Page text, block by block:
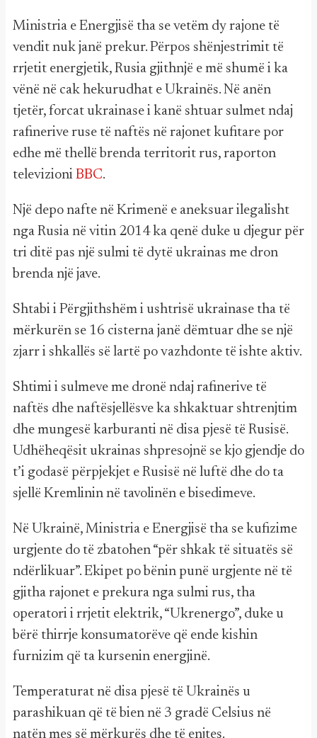
Ministria e Energjisë tha se vetëm dy rajone të
vendit nuk janë prekur. Përpos shënjestrimit të
rrjetit energjetik, Rusia gjithnjë e më shumë i ka
vënë në cak hekurudhat e Ukrainës. Në anën
tjetër, forcat ukrainase i kanë shtuar sulmet ndaj
rafinerive ruse të naftës në rajonet kufitare por
edhe më thellë brenda territorit rus, raporton
televizioni BBC.
Një depo nafte në Krimenë e aneksuar ilegalisht
nga Rusia në vitin 2014 ka qenë duke u djegur për
tri ditë pas një sulmi të dytë ukrainas me dron
brenda një jave.
Shtabi i Përgjithshëm i ushtrisë ukrainase tha të
mërkurën se 16 cisterna janë dëmtuar dhe se një
zjarr i shkallës së lartë po vazhdonte të ishte aktiv.
Shtimi i sulmeve me dronë ndaj rafinerive të
naftës dhe naftësjellësve ka shkaktuar shtrenjtim
dhe mungesë karburanti në disa pjesë të Rusisë.
Udhëheqësit ukrainas shpresojnë se kjo gjendje do
t’i godasë përpjekjet e Rusisë në luftë dhe do ta
sjellë Kremlinin në tavolinën e bisedimeve.
Në Ukrainë, Ministria e Energjisë tha se kufizime
urgjente do të zbatohen “për shkak të situatës së
ndërlikuar”. Ekipet po bënin punë urgjente në të
gjitha rajonet e prekura nga sulmi rus, tha
operatori i rrjetit elektrik, “Ukrenergo”, duke u
bërë thirrje konsumatorëve që ende kishin
furnizim që ta kursenin energjinë.
Temperaturat në disa pjesë të Ukrainës u
parashikuan që të bien në 3 gradë Celsius në
natën mes së mërkurës dhe të enjtes.